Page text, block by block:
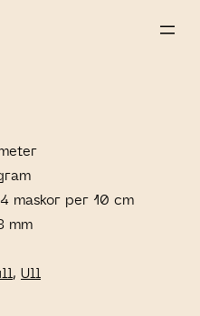
maskor per 10 cm
mm
, Ull